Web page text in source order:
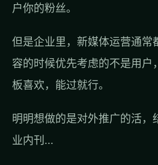
户你的粉丝。
但是企业里，新媒体运营通常
容的时候优先考虑的不是用户
板喜欢，能过就行。
明明想做的是对外推广的活，
业内刊...